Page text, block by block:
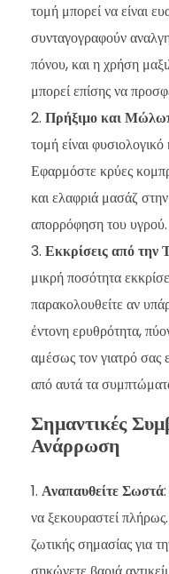
τομή μπορεί να είναι
συνταγογραφούν
πόνου, και η χρήση
μπορεί επίσης να
Πρήξιμο και
τομή είναι
Εφαρμόστε κρύες
και ελαφριά μασάζ
απορρόφηση του υγρού.
Εκκρίσεις από την
μικρή ποσότητα
παρακολουθείτε αν
έντονη ερυθρότητα,
αμέσως τον γιατρό σας
από αυτά τα
Σημαντικές
Ανάρρωση
Αναπαυθείτε Σωστά
να ξεκουραστεί
ζωτικής σημασίας για